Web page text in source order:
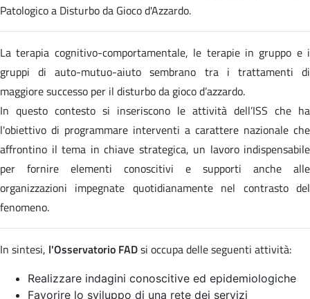
Patologico a Disturbo da Gioco d'Azzardo.
La terapia cognitivo-comportamentale, le terapie in gruppo e i
gruppi di auto-mutuo-aiuto sembrano tra i trattamenti di
maggiore successo per il disturbo da gioco d’azzardo.
In questo contesto si inseriscono le attività dell’ISS che ha
l'obiettivo di programmare interventi a carattere nazionale che
affrontino il tema in chiave strategica, un lavoro indispensabile
per fornire elementi conoscitivi e supporti anche alle
organizzazioni impegnate quotidianamente nel contrasto del
fenomeno.
In sintesi, l'Osservatorio FADsi occupa delle seguenti attività:
Realizzare indagini conoscitive ed epidemiologiche
Favorire lo sviluppo di una rete dei servizi